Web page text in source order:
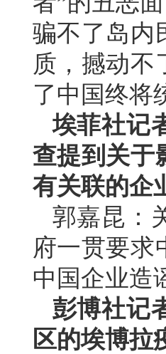
骗不了岛内
质，撼动不
了中国终将
埃菲社记
查提到关于
有关联的企
郭嘉昆：
府一贯要求
中国企业造
彭博社记
区的埃博拉